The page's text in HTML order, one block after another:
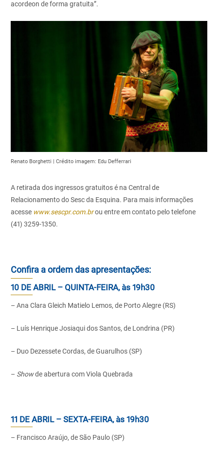
acordeon de forma gratuita”.
Renato Borghetti | Crédito imagem: Edu Defferrari
A retirada dos ingressos gratuitos é na Central de
Relacionamento do Sesc da Esquina. Para mais informações
acesse www.sescpr.com.brou entre em contato pelo telefone
(41) 3259-1350.
Confira a ordem das apresentações:
10 DE ABRIL – QUINTA-FEIRA, às 19h30
– Ana Clara Gleich Matielo Lemos, de Porto Alegre (RS)
– Luís Henrique Josiaqui dos Santos, de Londrina (PR)
– Duo Dezessete Cordas, de Guarulhos (SP)
– Showde abertura com Viola Quebrada
11 DE ABRIL – SEXTA-FEIRA, às 19h30
– Francisco Araújo, de São Paulo (SP)